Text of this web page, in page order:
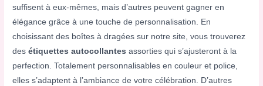
suffisent à eux-mêmes, mais d’autres peuvent gagner en
élégance grâce à une touche de personnalisation. En
choisissant des boîtes à dragées sur notre site, vous trouverez
desétiquettes autocollantes assorties qui s’ajusteront à la
perfection. Totalement personnalisables en couleur et police,
elles s’adaptent à l’ambiance de votre célébration. D’autres